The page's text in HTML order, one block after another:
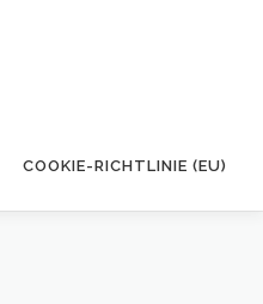
COOKIE-RICHTLINIE (EU)